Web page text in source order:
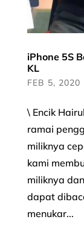
iPhone 5S
KL
FEB 5, 2020
\ Encik
ramai
miliknya
kami
miliknya
dapat
menukar...